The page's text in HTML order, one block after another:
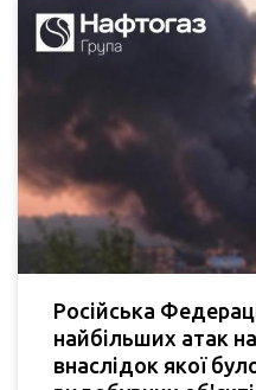
Російська
найбільших атак
внаслідок якої